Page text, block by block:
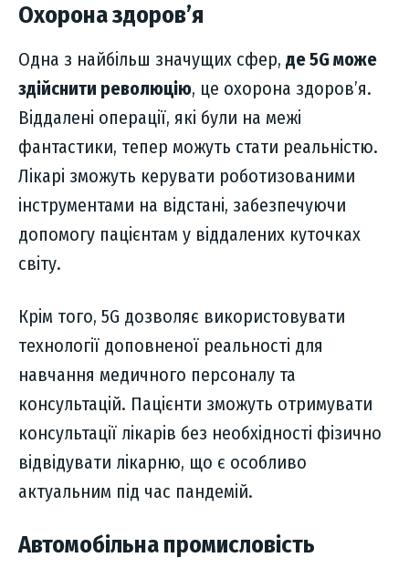
Охорона здоров’я
Одна з найбільш значущих сфер, де 5G може
здійснити революцію, це охорона здоров’я.
Віддалені операції, які були на межі
фантастики, тепер можуть стати реальністю.
Лікарі зможуть керувати роботизованими
інструментами на відстані, забезпечуючи
допомогу пацієнтам у віддалених куточках
світу.
Крім того, 5G дозволяє використовувати
технології доповненої реальності для
навчання медичного персоналу та
консультацій. Пацієнти зможуть отримувати
консультації лікарів без необхідності фізично
відвідувати лікарню, що є особливо
актуальним під час пандемій.
Автомобільна промисловість